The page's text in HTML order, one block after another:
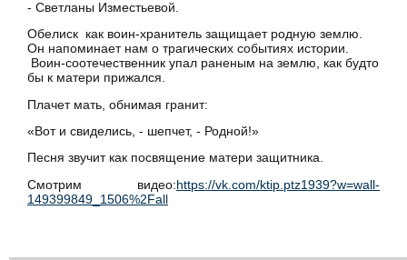
- Светланы Изместьевой.
Обелиск как воин-хранитель защищает родную землю.
Он напоминает нам о трагических событиях истории.
Воин-соотечественник упал раненым на землю, как будто
бы к матери прижался.
Плачет мать, обнимая гранит:
«Вот и свиделись, - шепчет, - Родной!»
Песня звучит как посвящение матери защитника.
Смотрим видео:https://vk.com/ktip.ptz1939?w=wall-
149399849_1506%2Fall